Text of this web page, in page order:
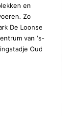
en
Zo
De Loonse
van ‘s-
Oud